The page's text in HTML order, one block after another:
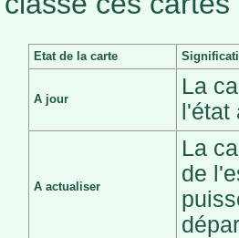
Etat de la carte
A jour
La
A actualiser
La
de